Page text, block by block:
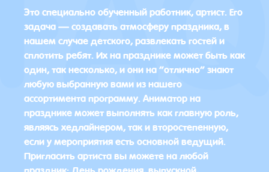
Это специально обученный работник, артист. Его
задача — создавать атмосферу праздника, в
нашем случае детского, развлекать гостей и
сплотить ребят. Их на празднике может быть как
один, так несколько, и они на “отлично” знают
любую выбранную вами из нашего
ассортимента программу. Аниматор на
празднике может выполнять как главную роль,
являясь хедлайнером, так и второстепенную,
если у мероприятия есть основной ведущий.
Пригласить артиста вы можете на любой